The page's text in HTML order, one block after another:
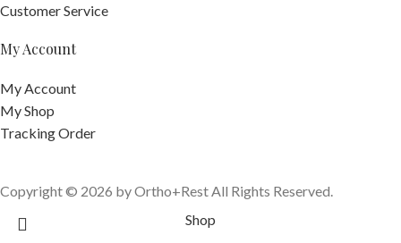
Customer Service
My Account
My Account
My Shop
Tracking Order
Copyright © 2026 by Ortho+Rest All Rights Reserved.
Shop